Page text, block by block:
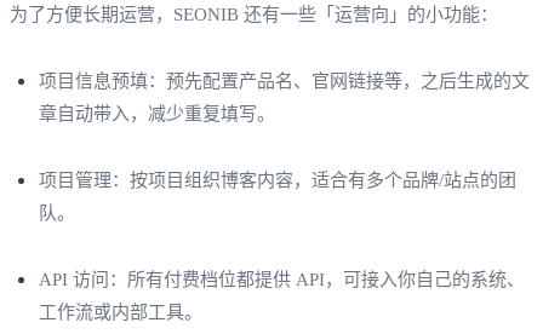
为了方便长期运营，SEONIB 还有一些「运营向」的小功能：
项目信息预填：预先配置产品名、官网链接等，之后生成的文
章自动带入，减少重复填写。
项目管理：按项目组织博客内容，适合有多个品牌/站点的团
队。
API 访问：所有付费档位都提供 API，可接入你自己的系统、
工作流或内部工具。